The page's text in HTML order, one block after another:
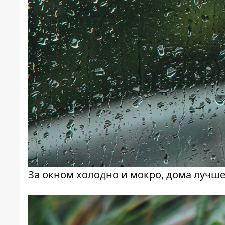
За окном холодно и мокро, дома лучше